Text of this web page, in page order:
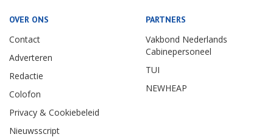
OVER ONS
Contact
Adverteren
Redactie
Colofon
Privacy & Cookiebeleid
Nieuwsscript
PARTNERS
Vakbond Nederlands
Cabinepersoneel
TUI
NEWHEAP